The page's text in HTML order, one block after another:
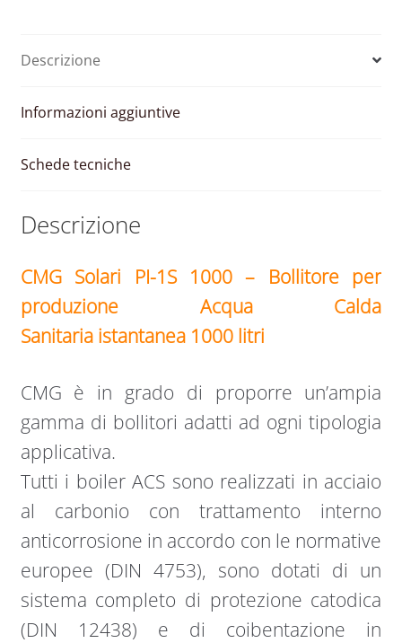
ISTANTANEA
LITRI
Descrizione
Informazioni aggiuntive
Schede tecniche
Descrizione
CMG Solari PI-1S 1000 – Bollitore per
produzione Acqua Calda
Sanitaria istantanea 1000 litri
CMG è in grado di proporre un’ampia
gamma di bollitori adatti ad ogni tipologia
applicativa.
Tutti i boiler ACS sono realizzati in acciaio
al carbonio con trattamento interno
anticorrosione in accordo con le normative
europee (DIN 4753), sono dotati di un
sistema completo di protezione catodica
(DIN 12438) e di coibentazione in